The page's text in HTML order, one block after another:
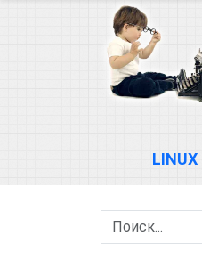
LINUX